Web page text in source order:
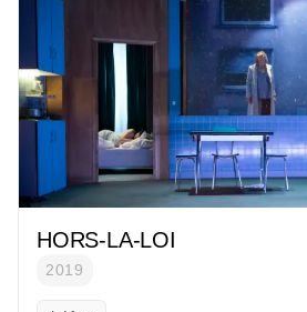
HORS-LA-LOI
2019